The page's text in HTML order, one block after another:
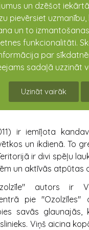
un dzēšot
pievērsiet
un to
funkcionalitāti.
par
sadaļā uzzināt
Uzināt vairāk
Tukuma novads,
Pasākumi
ir iemīļota
un ikdienā. To
ir divi spēļu
un aktīvās atpūtas
autors ir
pie "Ozolzīles"
savās glaunajās,
Viņš aicina